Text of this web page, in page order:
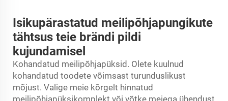
Isikupärastatud meilipõhjapungikute
tähtsus teie brändi pildi
kujundamisel
Kohandatud meilipõhjapüksid. Olete kuulnud
kohandatud toodete võimsast turunduslikust
mõjust. Valige meie kõrgelt hinnatud
meilipõhjapüksikomplekt või võtke meiega ühendust